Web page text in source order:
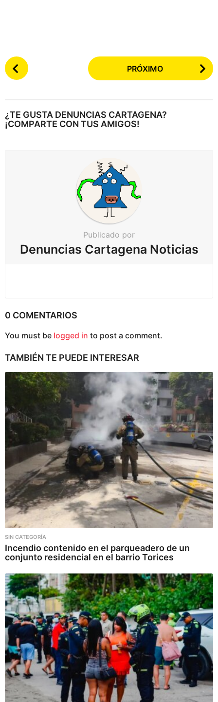
P
o
e
a
PRÓXIMO
¿TE GUSTA DENUNCIAS CARTAGENA?
¡COMPARTE CON TUS AMIGOS!
Publicado por
Denuncias Cartagena Noticias
0 COMENTARIOS
You must be logged in to post a comment.
TAMBIÉN TE PUEDE INTERESAR
SIN CATEGORÍA
Incendio contenido en el parqueadero de un
conjunto residencial en el barrio Torices